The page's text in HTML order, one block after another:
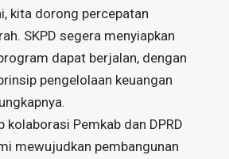
kita dorong percepatan
SKPD segera menyiapkan
dapat berjalan, dengan
pengelolaan keuangan
kolaborasi Pemkab dan DPRD
mewujudkan pembangunan